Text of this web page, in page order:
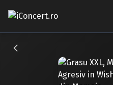
CONCERTE